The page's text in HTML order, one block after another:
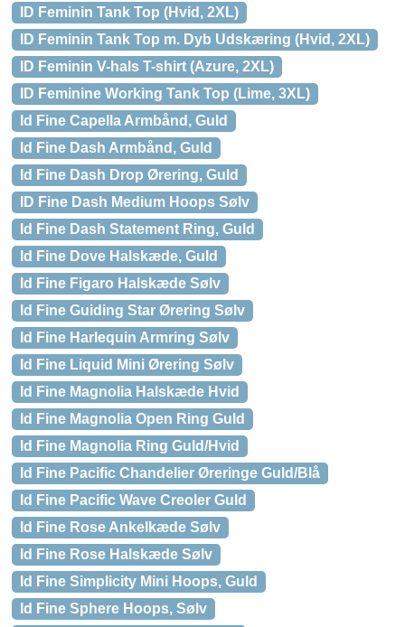
ID Feminin Tank Top (Hvid, 2XL)
ID Feminin Tank Top m. Dyb Udskæring (Hvid, 2XL)
ID Feminin V-hals T-shirt (Azure, 2XL)
ID Feminine Working Tank Top (Lime, 3XL)
Id Fine Capella Armbånd, Guld
Id Fine Dash Armbånd, Guld
Id Fine Dash Drop Ørering, Guld
ID Fine Dash Medium Hoops Sølv
Id Fine Dash Statement Ring, Guld
Id Fine Dove Halskæde, Guld
Id Fine Figaro Halskæde Sølv
Id Fine Guiding Star Ørering Sølv
Id Fine Harlequin Armring Sølv
Id Fine Liquid Mini Ørering Sølv
Id Fine Magnolia Halskæde Hvid
Id Fine Magnolia Open Ring Guld
Id Fine Magnolia Ring Guld/Hvid
Id Fine Pacific Chandelier Øreringe Guld/Blå
Id Fine Pacific Wave Creoler Guld
Id Fine Rose Ankelkæde Sølv
Id Fine Rose Halskæde Sølv
Id Fine Simplicity Mini Hoops, Guld
Id Fine Sphere Hoops, Sølv